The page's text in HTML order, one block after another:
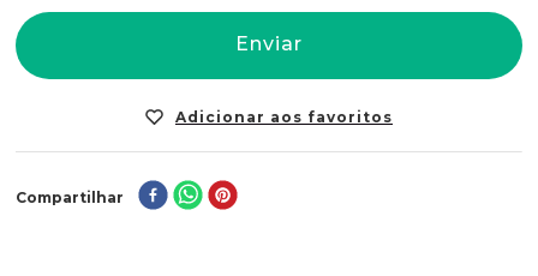
Enviar
Compartilhar